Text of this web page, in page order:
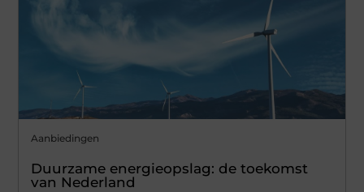
Aanbiedingen
Duurzame energieopslag: de toekomst
van Nederland